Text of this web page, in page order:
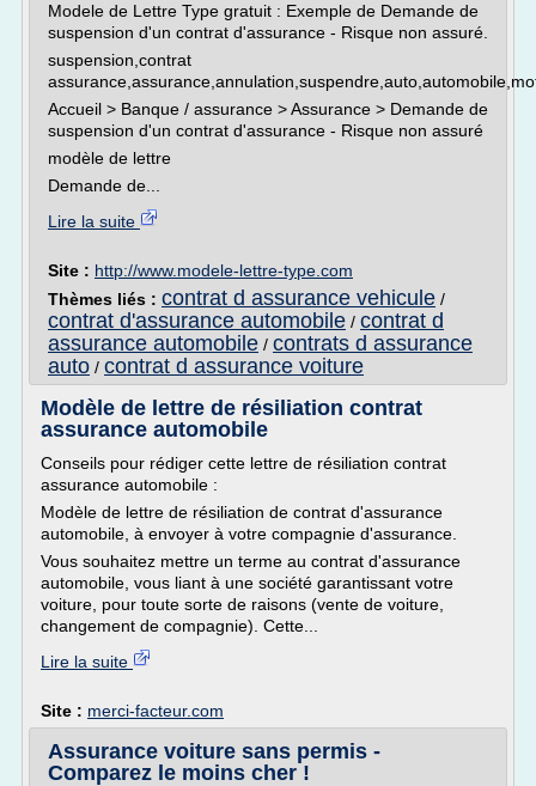
Modele de Lettre Type gratuit : Exemple de Demande de
suspension d'un contrat d'assurance - Risque non assuré.
suspension,contrat
Accueil > Banque / assurance > Assurance > Demande de
suspension d'un contrat d'assurance - Risque non assuré
modèle de lettre
Demande de...
Lire la suite
Site : http://www.modele-lettre-type.com
Thèmes liés : contrat d assurance vehicule /
contrat d'assurance automobile / contrat d
assurance automobile / contrats d assurance
auto / contrat d assurance voiture
Modèle de lettre de résiliation contrat
assurance automobile
Conseils pour rédiger cette lettre de résiliation contrat
assurance automobile :
Modèle de lettre de résiliation de contrat d'assurance
automobile, à envoyer à votre compagnie d'assurance.
Vous souhaitez mettre un terme au contrat d'assurance
automobile, vous liant à une société garantissant votre
voiture, pour toute sorte de raisons (vente de voiture,
changement de compagnie). Cette...
Lire la suite
Site : merci-facteur.com
Assurance voiture sans permis -
Comparez le moins cher !